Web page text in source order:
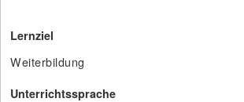
Lernziel
Weiterbildung
Unterrichtssprache